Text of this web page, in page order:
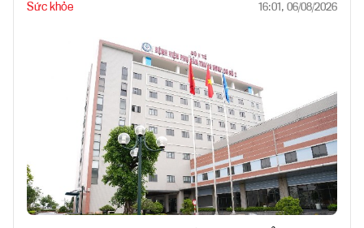
Sức khỏe 16:01, 06/08/2026